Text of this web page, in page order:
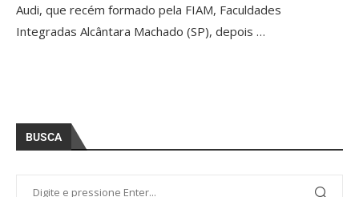
Audi, que recém formado pela FIAM, Faculdades
Integradas Alcântara Machado (SP), depois …
BUSCA